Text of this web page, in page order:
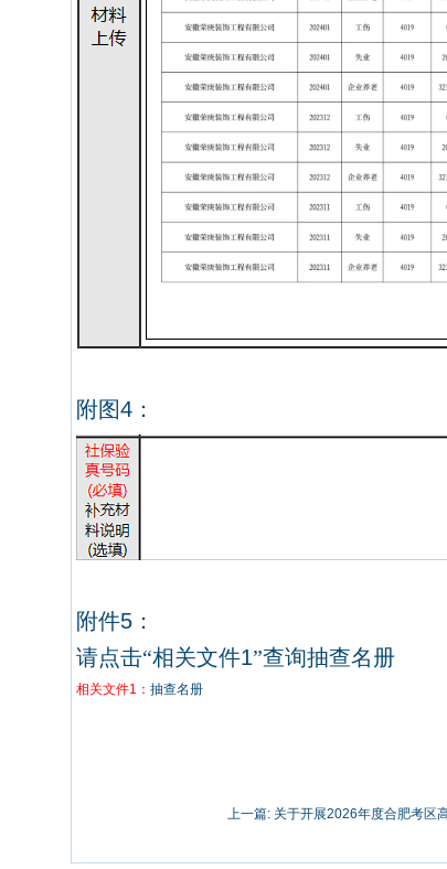
附图4：
附件5：
请点击“相关文件1”查询抽查名册
相关文件1： 抽查名册
上一篇: 关于开展2026年度合肥考区